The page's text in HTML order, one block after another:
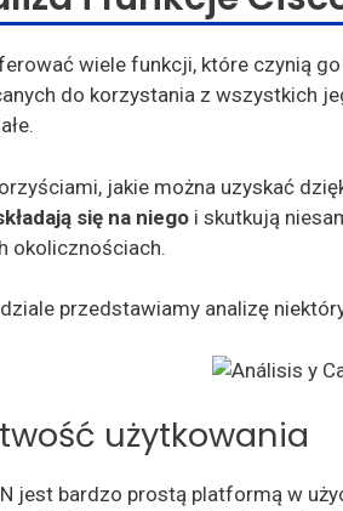
wiele funkcji, które czynią go
do korzystania z wszystkich
jakie można uzyskać
się na niego i skutkują
okolicznościach.
przedstawiamy analizę
użytkowania
jest bardzo prostą platformą w